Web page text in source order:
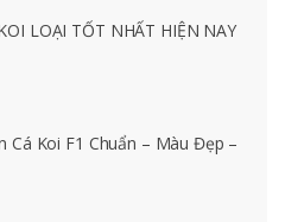
LOẠI TỐT NHẤT HIỆN NAY
Cá Koi F1 Chuẩn – Màu Đẹp –